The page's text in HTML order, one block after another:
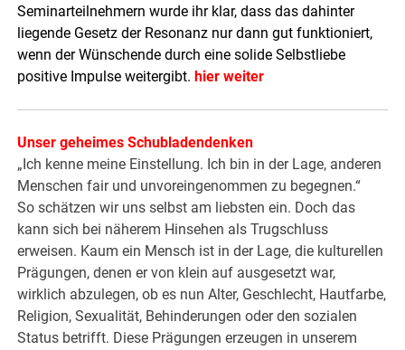
Seminarteilnehmern wurde ihr klar, dass das dahinter
liegende Gesetz der Resonanz nur dann gut funktioniert,
wenn der Wünschende durch eine solide Selbstliebe
positive Impulse weitergibt. hier weiter
Unser geheimes Schubladendenken
„Ich kenne meine Einstellung. Ich bin in der Lage, anderen
Menschen fair und unvoreingenommen zu begegnen.“
So schätzen wir uns selbst am liebsten ein. Doch das
kann sich bei näherem Hinsehen als Trugschluss
erweisen. Kaum ein Mensch ist in der Lage, die kulturellen
Prägungen, denen er von klein auf ausgesetzt war,
wirklich abzulegen, ob es nun Alter, Geschlecht, Hautfarbe,
Religion, Sexualität, Behinderungen oder den sozialen
Status betrifft. Diese Prägungen erzeugen in unserem